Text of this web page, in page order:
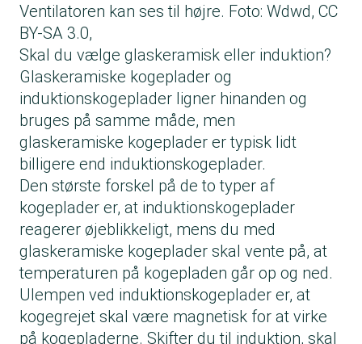
Ventilatoren kan ses til højre. Foto: Wdwd, CC
BY-SA 3.0,
Skal du vælge glaskeramisk eller induktion?
Glaskeramiske kogeplader og
induktionskogeplader ligner hinanden og
bruges på samme måde, men
glaskeramiske kogeplader er typisk lidt
billigere end induktionskogeplader.
Den største forskel på de to typer af
kogeplader er, at induktionskogeplader
reagerer øjeblikkeligt, mens du med
glaskeramiske kogeplader skal vente på, at
temperaturen på kogepladen går op og ned.
Ulempen ved induktionskogeplader er, at
kogegrejet skal være magnetisk for at virke
på kogepladerne. Skifter du til induktion, skal